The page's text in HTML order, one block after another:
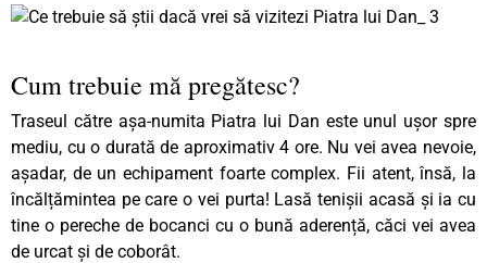
Cum trebuie mă pregătesc?
Traseul către așa-numita Piatra lui Dan este unul ușor spre
mediu, cu o durată de aproximativ 4 ore. Nu vei avea nevoie,
așadar, de un echipament foarte complex. Fii atent, însă, la
încălțămintea pe care o vei purta! Lasă tenișii acasă și ia cu
tine o pereche de bocanci cu o bună aderență, căci vei avea
de urcat și de coborât.